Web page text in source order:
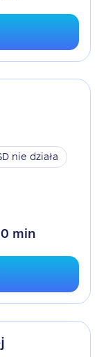
nie działa
min